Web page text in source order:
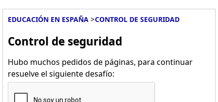
EDUCACIÓN EN ESPAÑA >CONTROL DE SEGURIDAD
Control de seguridad
Hubo muchos pedidos de páginas, para continuar
resuelve el siguiente desafío: